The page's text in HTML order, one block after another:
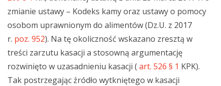
zmianie ustawy – Kodeks kamy oraz ustawy o pomocy
osobom uprawnionym do alimentów (Dz.U. z 2017
r. poz. 952). Na tę okoliczność wskazano zresztą w
treści zarzutu kasacji a stosowną argumentację
rozwinięto w uzasadnieniu kasacji ( art. 526 § 1 KPK).
Tak postrzegając źródło wytkniętego w kasacji